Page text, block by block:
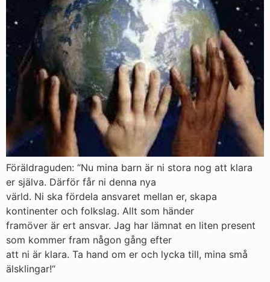
Föräldraguden: “Nu mina barn är ni stora nog att klara
er själva. Därför får ni denna nya
värld. Ni ska fördela ansvaret mellan er, skapa
kontinenter och folkslag. Allt som händer
framöver är ert ansvar. Jag har lämnat en liten present
som kommer fram någon gång efter
att ni är klara. Ta hand om er och lycka till, mina små
älsklingar!“